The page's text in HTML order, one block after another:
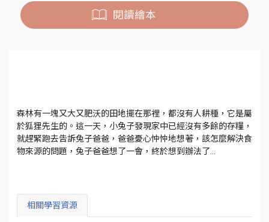
閱讀繪本
森林有一塊又大又肥沃的田地擺在那裡，都沒有人耕種，它是屬
於狐狸先生的。這一天，小兔子發現家中已經沒有多餘的存糧，
就趕緊跑去告訴兔子爸爸，爸爸憂心忡忡地想著，該怎麼解決食
物來源的問題，兔子爸爸想了一會，終於想到辦法了…
相關學習資源